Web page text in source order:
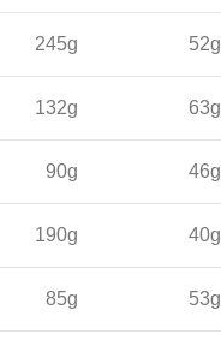
52g
245g
63g
132g
46g
90g
40g
190g
53g
85g